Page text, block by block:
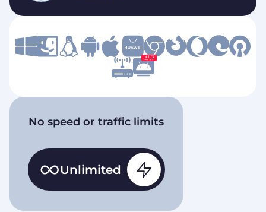
신규
No speed or traffic limits
Unlimited